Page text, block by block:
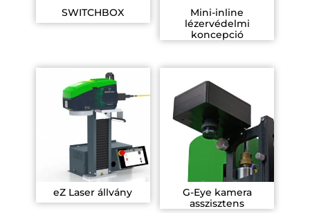
SWITCHBOX
Mini-inline
lézervédelmi
koncepció
eZ Laser állvány
G-Eye kamera
asszisztens